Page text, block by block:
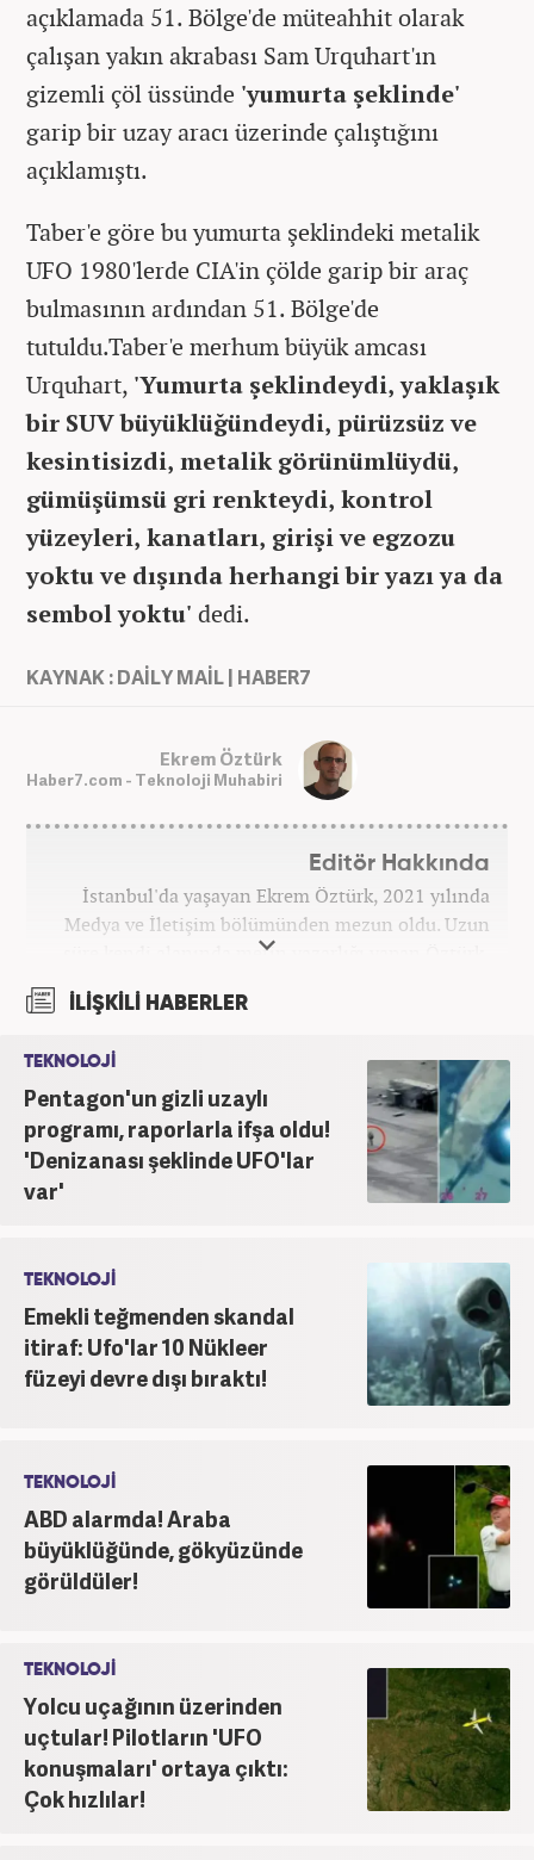
açıklamada 51. Bölge'de müteahhit olarak
çalışan yakın akrabası Sam Urquhart'ın
gizemli çöl üssünde 'yumurta şeklinde'
garip bir uzay aracı üzerinde çalıştığını
açıklamıştı.
Taber'e göre bu yumurta şeklindeki metalik
UFO 1980'lerde CIA'in çölde garip bir araç
bulmasının ardından 51. Bölge'de
tutuldu.Taber'e merhum büyük amcası
Urquhart, 'Yumurta şeklindeydi, yaklaşık
bir SUV büyüklüğündeydi, pürüzsüz ve
kesintisizdi, metalik görünümlüydü,
gümüşümsü gri renkteydi, kontrol
yüzeyleri, kanatları, girişi ve egzozu
yoktu ve dışında herhangi bir yazı ya da
sembol yoktu' dedi.
KAYNAK : DAİLY MAİL | HABER7
Ekrem Öztürk
Haber7.com - Teknoloji Muhabiri
Editör Hakkında
İstanbul'da yaşayan Ekrem Öztürk, 2021 yılında
Medya ve İletişim bölümünden mezun oldu. Uzun
süre kendi alanında metin yazarlığı yapan Öztürk,
şu an Haber7.com'da "Muhabir - Editör" olarak görev
yapmaktadır. Ayrıca günümüz insan ilişkilerinde
inanmakta ve bu değerleri meslek hayatında da ön
planda tutmaktadır.
İLİŞKİLİ HABERLER
TEKNOLOJİ
Pentagon'un gizli uzaylı
programı, raporlarla ifşa oldu!
'Denizanası şeklinde UFO'lar
var'
TEKNOLOJİ
Emekli teğmenden skandal
itiraf: Ufo'lar 10 Nükleer
füzeyi devre dışı bıraktı!
TEKNOLOJİ
ABD alarmda! Araba
büyüklüğünde, gökyüzünde
görüldüler!
TEKNOLOJİ
Yolcu uçağının üzerinden
uçtular! Pilotların 'UFO
konuşmaları' ortaya çıktı:
Çok hızlılar!